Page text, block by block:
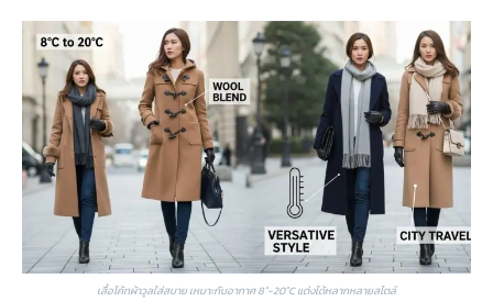
เสื้อโค้ทผ้าวูลใส่สบาย เหมาะกับอากาศ 8°-20°C แต่งได้หลากหลายสไตล์